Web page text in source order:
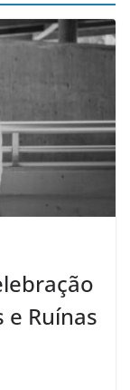
e Ruínas